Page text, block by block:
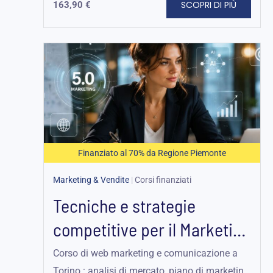
163,90 € SCOPRI DI PIÙ
Finanziato al 70% da Regione Piemonte
Marketing & Vendite | Corsi finanziati
Tecniche e strategie
competitive per il Marketing
5.0
Corso di web marketing e comunicazione a
Torino : analisi di mercato, piano di marketing
Il
prezzo
originale
era:
612,00 €.
Il
prezzo
attuale
è:
183,60 €.